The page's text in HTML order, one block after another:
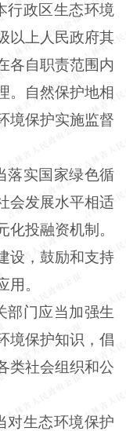
行政区生态环境
以上人民政府其
各自职责范围内
。自然保护地相
境保护实施监督
落实国家绿色循
会发展水平相适
投融资机制。
设，鼓励和支持
。
部门应当加强生
境保护知识，倡
类社会组织和公
对生态环境保护